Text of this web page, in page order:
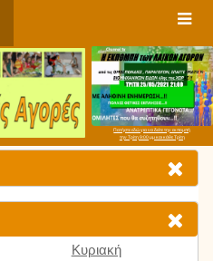
Πατήστε εδώ για να δείτε την εκπομπή
την Τρίτη 9:00 μμ και κάθε Τρίτη
Κυριακή